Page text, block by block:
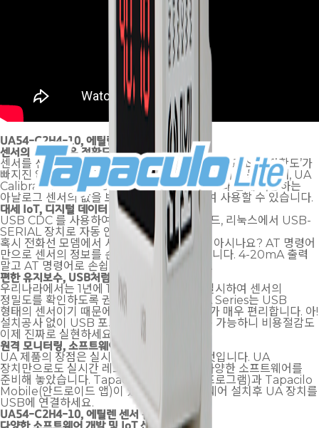
UA54-C2H4-10, 에틸렌 센서
특장점
센서의 기본, 높은 정확도
센서를 선택함에 있어서 중요하게 고려되어야 할 요소에 ‘정확도’가
빠지진 않을 것입니다. 제품 구매시 제조사 교정서가 동봉되며, UA
Calibrator software를 사용하면 UA Series와 함께 사용하는
아날로그 센서의 값을 보다 정밀하게 보정하여 사용할 수 있습니다.
대세 IoT, 디지털 데이터 출력
USB CDC 를 사용하여 윈도우, 맥, 안드로이드, 리눅스에서 USB-
SERIAL 장치로 자동 인식합니다.
혹시 전화선 모뎀에서 사용하던 AT 명령어를 아시나요? AT 명령어
만으로 센서의 정보를 손쉽게 얻어 올 수 있습니다. 4-20mA 출력
말고 AT 명령어로 손쉽게 정보를 취득하세요.
편한 유지보수, USB처럼 톡 뽑아 검교정
우리나라에서는 1년에 1번씩 센서 검교정을 실시하여 센서의
정밀도를 확인하도록 권장하고 있습니다. UA Series는 USB
형태의 센서이기 때문에 검교정 및 센서 교체가 매우 편리합니다. 아!
설치공사 없이 USB 포트에 꽂기만 하면 사용 가능하니 비용절감도
이제 진짜로 실현하세요.
원격 모니터링, 소프트웨어 제공
UA 제품의 장점은 실시간 레코딩이 가능한 것입니다. UA
장치만으로도 실시간 레코딩이 가능하도록 다양한 소프트웨어를
준비해 놓았습니다. Tapaculo Lite(PC용 프로그램)과 Tapacilo
Mobile(안드로이드 앱)이 있습니다. 소프트웨어 설치후 UA 장치를
USB에 연결하세요.
UA54-C2H4-10, 에틸렌 센서활용방법